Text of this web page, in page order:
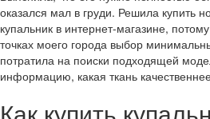
оказался мал в груди. Решила купить
купальник в интернет-магазине,
точках моего города выбор
потратила на поиски подходящей
информацию, какая ткань